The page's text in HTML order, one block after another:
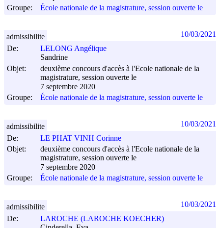
Groupe:
École nationale de la magistrature, session ouverte le
De:
LELONG Angélique
Sandrine
Objet:
deuxième concours d'accès à l'Ecole nationale de la
magistrature, session ouverte le
7 septembre 2020
Groupe:
École nationale de la magistrature, session ouverte le
admissibilite 10/03/2021
De:
LE PHAT VINH Corinne
Objet:
deuxième concours d'accès à l'Ecole nationale de la
magistrature, session ouverte le
7 septembre 2020
Groupe:
École nationale de la magistrature, session ouverte le
admissibilite 10/03/2021
De:
LAROCHE (LAROCHE KOECHER)
admissibilite 10/03/2021